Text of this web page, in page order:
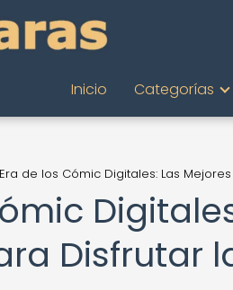
Inicio Categorías
de los Cómic Digitales: Las
Disfrutar